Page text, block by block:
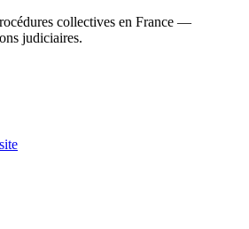
collectives en France —
judiciaires.